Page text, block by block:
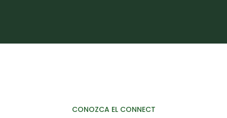
CONOZCA EL CONNECT